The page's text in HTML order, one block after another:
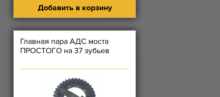
Добавить в корзину
Главная пара АДС моста
ПРОСТОГО на 37 зубьев